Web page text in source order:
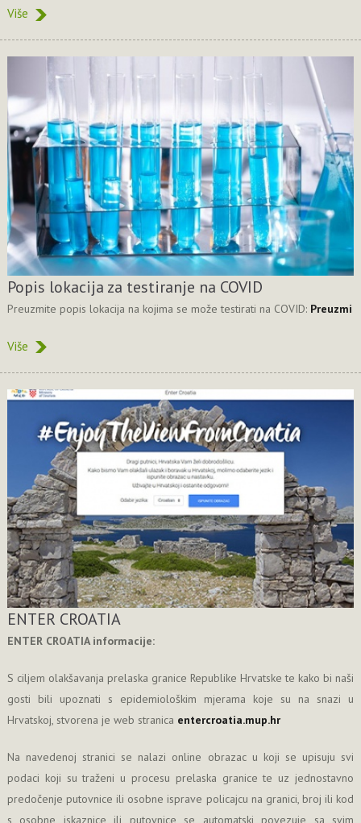
Više
Popis lokacija za testiranje na COVID
Preuzmite popis lokacija na kojima se može testirati na COVID: Preuzmi
Više
ENTER CROATIA
ENTER CROATIA informacije:
S ciljem olakšavanja prelaska granice Republike Hrvatske te kako bi naši
gosti bili upoznati s epidemiološkim mjerama koje su na snazi u
Hrvatskoj, stvorena je web stranica entercroatia.mup.hr
Na navedenoj stranici se nalazi online obrazac u koji se upisuju svi
podaci koji su traženi u procesu prelaska granice te uz jednostavno
predočenje putovnice ili osobne isprave policajcu na granici, broj ili kod